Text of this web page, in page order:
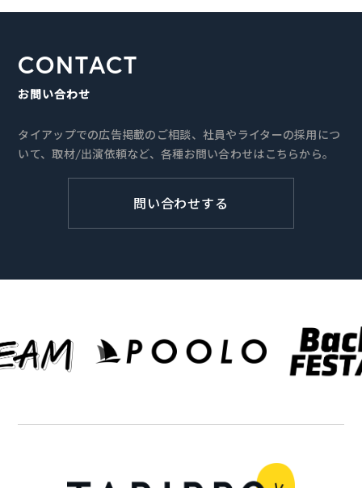
CONTACT
お問い合わせ
タイアップでの広告掲載のご相談、社員やライターの採用につ
いて、取材/出演依頼など、各種お問い合わせはこちらから。
問い合わせする